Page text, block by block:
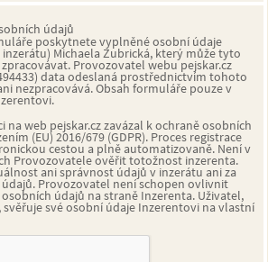
údajů
poskytnete vyplněné osobní údaje
Michaela Zubrická, který může tyto
Provozovatel webu pejskar.cz
tohoto
nezpracovává. Obsah formuláře pouze v
Inzerentovi.
na web pejskar.cz zavázal k ochraně osobních
registrace
cestou a plně automatizovaně. Není v
Provozovatele ověřit totožnost inzerenta.
v inzerátu ani za
Provozovatel není schopen ovlivnit
osobní údaje Inzerentovi na vlastní